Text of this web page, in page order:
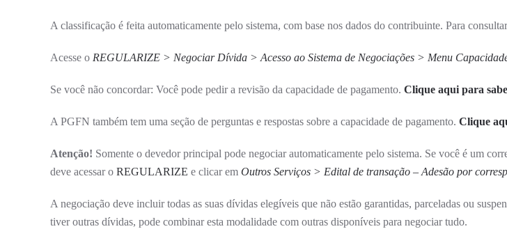
A classificação é feita automaticamente pelo sistema, com base nos dados do contribuinte. Para
Acesse o REGULARIZE > Negociar Dívida > Acesso ao Sistema de Negociações > Menu
Se você não concordar: Você pode pedir a revisão da capacidade de pagamento. Clique aqui para
A PGFN também tem uma seção de perguntas e respostas sobre a capacidade de pagamento. Clique
Atenção! Somente o devedor principal pode negociar automaticamente pelo sistema. Se você é um
deve acessar o REGULARIZE e clicar em Outros Serviços > Edital de transação – Adesão por
A negociação deve incluir todas as suas dívidas elegíveis que não estão garantidas, parceladas ou
tiver outras dívidas, pode combinar esta modalidade com outras disponíveis para negociar tudo.